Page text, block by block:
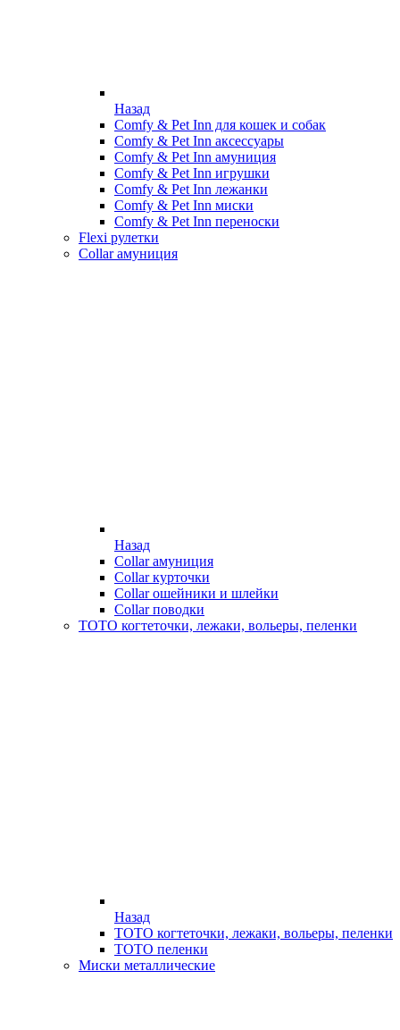
Назад
Comfy & Pet Inn для кошек и собак
Comfy & Pet Inn аксессуары
Comfy & Pet Inn амуниция
Comfy & Pet Inn игрушки
Comfy & Pet Inn лежанки
Comfy & Pet Inn миски
Comfy & Pet Inn переноски
Flexi рулетки
Collar амуниция
Назад
Collar амуниция
Collar курточки
Collar ошейники и шлейки
Collar поводки
ТОТО когтеточки, лежаки, вольеры, пеленки
Назад
ТОТО когтеточки, лежаки, вольеры, пеленки
ТОТО пеленки
Миски металлические